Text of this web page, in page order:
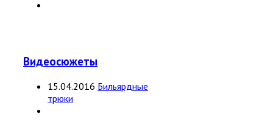
Видеосюжеты
15.04.2016 Бильярдные
трюки